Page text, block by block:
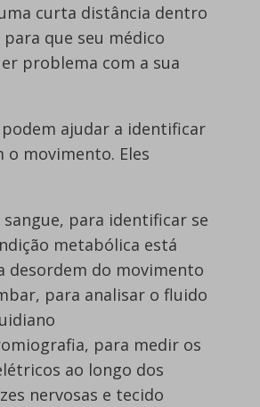
curta distância dentro
que seu médico
problema com a sua
podem ajudar a identificar
o movimento. Eles
sangue, para identificar se
metabólica está
desordem do movimento
para analisar o fluido
para medir os
ao longo dos
nervosas e tecido